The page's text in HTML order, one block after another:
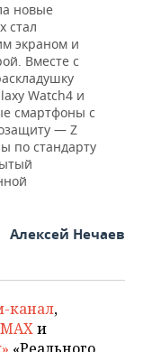
новые
стал
экраном и
Вместе с
Watch4 и
смартфоны с
— Z
по стандарту
Алексей Нечаев
канал,
и